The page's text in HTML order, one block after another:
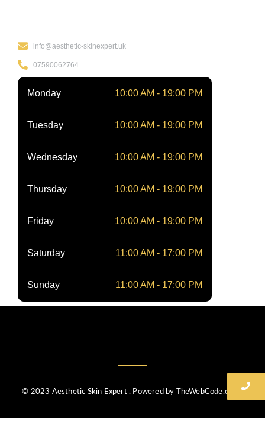
info@aesthetic-skinexpert.uk
07590062764
Monday 10:00 AM - 19:00 PM
Tuesday 10:00 AM - 19:00 PM
Wednesday 10:00 AM - 19:00 PM
Thursday 10:00 AM - 19:00 PM
Friday 10:00 AM - 19:00 PM
Saturday 11:00 AM - 17:00 PM
Sunday 11:00 AM - 17:00 PM
© 2023 Aesthetic Skin Expert . Powered by TheWebCode.co.uk